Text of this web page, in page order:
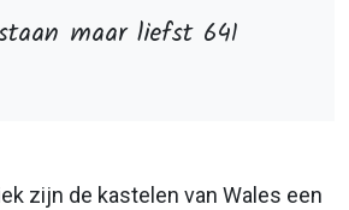
maar liefst 641
zijn de kastelen van Wales een